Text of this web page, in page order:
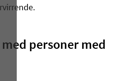
personer med